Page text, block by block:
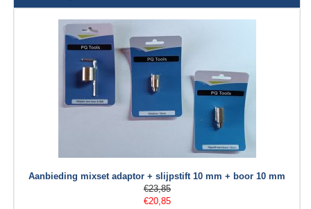
Aanbieding mixset adaptor + slijpstift 10 mm + boor 10 mm
€23,85
€20,85